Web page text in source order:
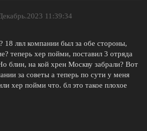
11:39:34
18 лвл компании был за обе стороны,
теперь хер пойми, поставил 3 отряда
блин, на кой хрен Москву забрали? Вот
за советы а теперь по сути у меня
хер пойми что. бл это такое плохое